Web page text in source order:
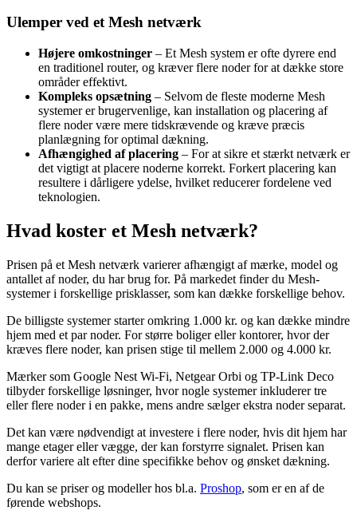
Ulemper ved et Mesh netværk
Højere omkostninger – Et Mesh system er ofte dyrere end
en traditionel router, og kræver flere noder for at dække store
områder effektivt.
Kompleks opsætning – Selvom de fleste moderne Mesh
systemer er brugervenlige, kan installation og placering af
flere noder være mere tidskrævende og kræve præcis
planlægning for optimal dækning.
Afhængighed af placering – For at sikre et stærkt netværk er
det vigtigt at placere noderne korrekt. Forkert placering kan
resultere i dårligere ydelse, hvilket reducerer fordelene ved
teknologien.
Hvad koster et Mesh netværk?
Prisen på et Mesh netværk varierer afhængigt af mærke, model og
antallet af noder, du har brug for. På markedet finder du Mesh-
systemer i forskellige prisklasser, som kan dække forskellige behov.
De billigste systemer starter omkring 1.000 kr. og kan dække mindre
hjem med et par noder. For større boliger eller kontorer, hvor der
kræves flere noder, kan prisen stige til mellem 2.000 og 4.000 kr.
Mærker som Google Nest Wi-Fi, Netgear Orbi og TP-Link Deco
tilbyder forskellige løsninger, hvor nogle systemer inkluderer tre
eller flere noder i en pakke, mens andre sælger ekstra noder separat.
Det kan være nødvendigt at investere i flere noder, hvis dit hjem har
mange etager eller vægge, der kan forstyrre signalet. Prisen kan
derfor variere alt efter dine specifikke behov og ønsket dækning.
Du kan se priser og modeller hos bl.a. Proshop, som er en af de
førende webshops.